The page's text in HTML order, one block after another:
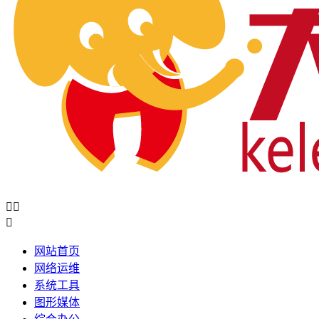
 

网站首页
网络运维
系统工具
图形媒体